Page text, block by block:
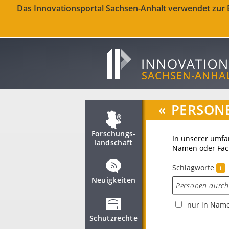
Das Innovationsportal Sachsen-Anhalt verwendet
Forschungs­
landschaft
Neuigkeiten
Schutzrechte
«
In unserer
Namen oder
Schlagworte
i
nur in